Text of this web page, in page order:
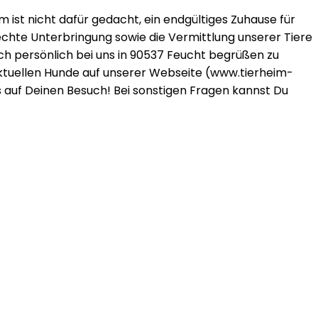
ist nicht dafür gedacht, ein endgültiges Zuhause für
Unterbringung sowie die Vermittlung unserer Tiere
persönlich bei uns in 90537 Feucht begrüßen zu
Hunde auf unserer Webseite (www.tierheim-
Deinen Besuch! Bei sonstigen Fragen kannst Du